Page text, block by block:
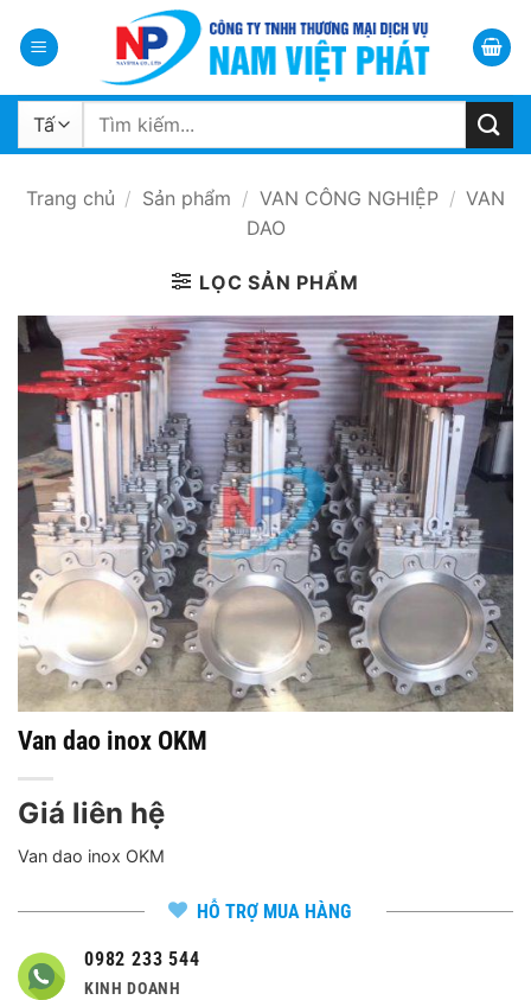
qua
dung
Tìm
Trang chủ / Sản phẩm / VAN CÔNG NGHIỆP / VAN
DAO
LỌC SẢN PHẨM
Van dao inox OKM
Giá liên hệ
Van dao inox OKM
HỖ TRỢ MUA HÀNG
0982 233 544
KINH DOANH